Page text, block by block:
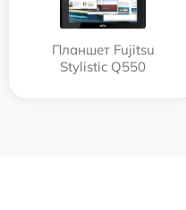
Планшет Fujitsu
Stylistic Q550